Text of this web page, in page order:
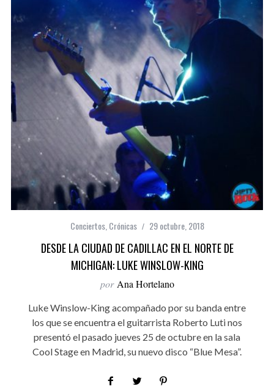
Conciertos, Crónicas 29 octubre, 2018
DESDE LA CIUDAD DE CADILLAC EN EL NORTE DE
MICHIGAN: LUKE WINSLOW-KING
por Ana Hortelano
Luke Winslow-King acompañado por su banda entre
los que se encuentra el guitarrista Roberto Luti nos
presentó el pasado jueves 25 de octubre en la sala
Cool Stage en Madrid, su nuevo disco “Blue Mesa”.